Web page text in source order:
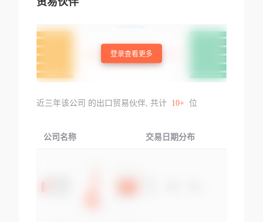
登录查看更多
近三年该公司 的出口贸易伙伴, 共计 10+ 位
公司名称 交易日期分布